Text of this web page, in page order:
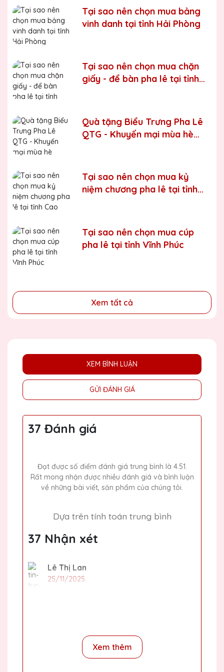
Bước 5: Gửi hàng cho khách
Bước 6: Gọi điện xác nhận với khách hàng
và nghiêm ngặt ở từng khâu sản xuất.Xưởng sản xuất
Kỷ niệm chương pha lê uy tín, chất lượng số một thị
trường Miền Bắc
đơn mọi số lượng, nhận làm những mẫu không có sẵn,
sản xuất theo ý tưởng của khách hàng.
Quà tặng Biểu Trưng Pha Lê QTG cung cấp tới Quý
khách hàng thành phẩm bao gồm hộp xi lót lụa vàng,
với 2 màu lựa chọn xanh hoặc đỏ làm tăng thêm tính
Sản phẩm được làm từ chất liệu pha lê vô cùng tinh tế,
sang trọng, gửi đến người nhận những ý nghĩa to lớn:
- Vinh danh cá nhân, tập thể đạt thành tích xuất sắc
- Tặng phẩm chứng nhận cho những nỗ lực, cố gắng của
cá nhân, tập thể
- Tri ân, thay lời cảm ơn gửi đến những cá nhân, tổ chức
đã cống hiến, đóng góp cho doanh nghiệp, cho cộng
Tại sao nên chọn mua bảng
vinh danh tại tỉnh Hải Phòng
Tại sao nên chọn mua chặn
giấy - để bàn pha lê tại tỉnh
Quà tặng Biểu Trưng Pha Lê
QTG - Khuyến mại mùa hè
Tại sao nên chọn mua kỷ
niệm chương pha lê tại tỉnh
Tại sao nên chọn mua cúp
pha lê tại tỉnh Vĩnh Phúc
Xem tất cả
XEM BÌNH LUẬN
GỬI ĐÁNH GIÁ
37 Đánh giá
Đạt được số điểm đánh giá trung bình là 4.51.
Rất mong nhận được nhiều đánh giá và bình luận
về những bài viết, sản phẩm của chúng tôi.
Dựa trên tính toán trung bình
37 Nhận xét
Lê Thị Lan
25/11/2025
Xem thêm